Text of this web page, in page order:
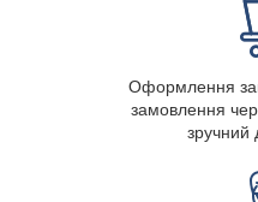
Оформлення
замовлення
зручний